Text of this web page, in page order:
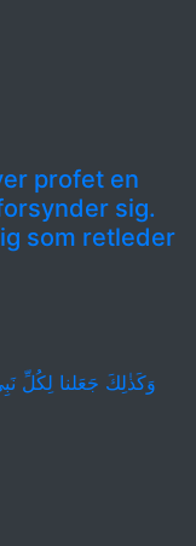
profet en
sig.
som retleder
وَكَذٰلِكَ جَعَلنا لِكُلِّ